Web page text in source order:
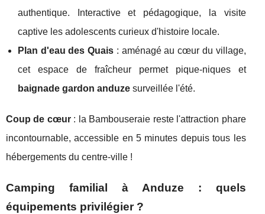
authentique. Interactive et pédagogique, la visite
captive les adolescents curieux d'histoire locale.
Plan d'eau des Quais : aménagé au cœur du village,
cet espace de fraîcheur permet pique-niques et
baignade gardon anduze surveillée l'été.
Coup de cœur: la Bambouseraie reste l'attraction phare
incontournable, accessible en 5 minutes depuis tous les
hébergements du centre-ville !
Camping familial à Anduze : quels
équipements privilégier ?